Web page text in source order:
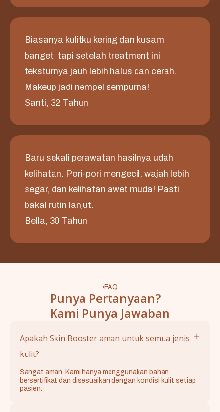
Biasanya kulitku kering dan kusam
banget, tapi setelah treatment ini
teksturnya jauh lebih halus dan cerah.
Makeup jadi nempel sempurna!
Santi, 32 Tahun
Baru sekali perawatan hasilnya udah
kelihatan. Pori-pori mengecil, wajah lebih
segar, dan kelihatan awet muda! Pasti
bakal rutin lanjut.
Bella, 30 Tahun
FAQ
Punya Pertanyaan?
Kami Punya Jawaban
Apakah Skin Booster aman untuk semua jenis
kulit?
Sangat aman. Kami hanya menggunakan bahan
bersertifikat dan disesuaikan dengan kondisi kulit setiap
pasien.